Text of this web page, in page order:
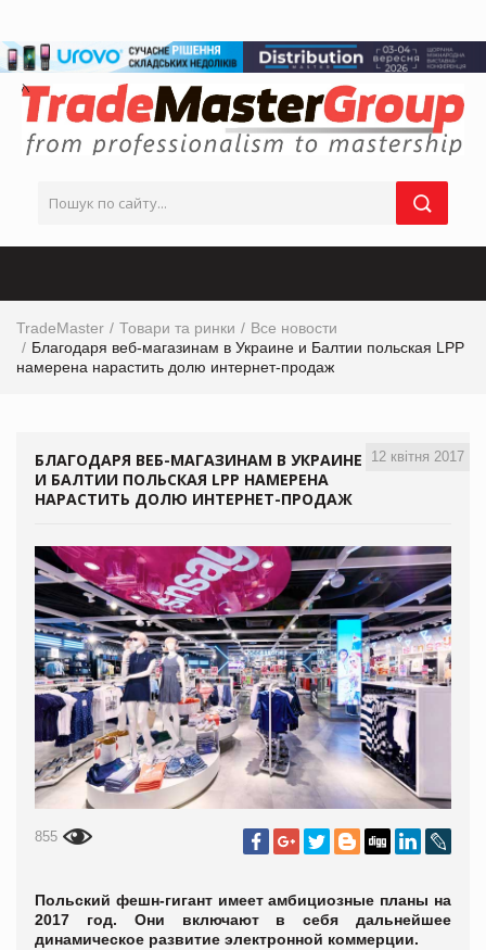
TradeMaster Товари та ринки
Все новости
Благодаря веб-магазинам в Украине и Балтии польская LPP
намерена нарастить долю интернет-продаж
12 квітня 2017
БЛАГОДАРЯ ВЕБ-МАГАЗИНАМ В УКРАИНЕ
И БАЛТИИ ПОЛЬСКАЯ LPP НАМЕРЕНА
НАРАСТИТЬ ДОЛЮ ИНТЕРНЕТ-ПРОДАЖ
855
Польский фешн-гигант имеет амбициозные планы на
2017 год. Они включают в себя дальнейшее
динамическое развитие электронной коммерции.